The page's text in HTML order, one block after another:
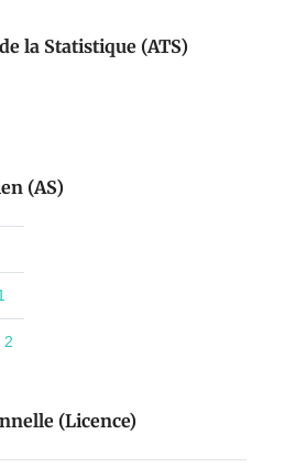
la Statistique (ATS)
(AS)
2
(Licence)